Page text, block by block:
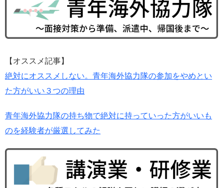
【オススメ記事】
絶対にオススメしない。青年海外協力隊の参加をやめとい
た方がいい３つの理由
青年海外協力隊の持ち物で絶対に持っていった方がいいも
のを経験者が厳選してみた